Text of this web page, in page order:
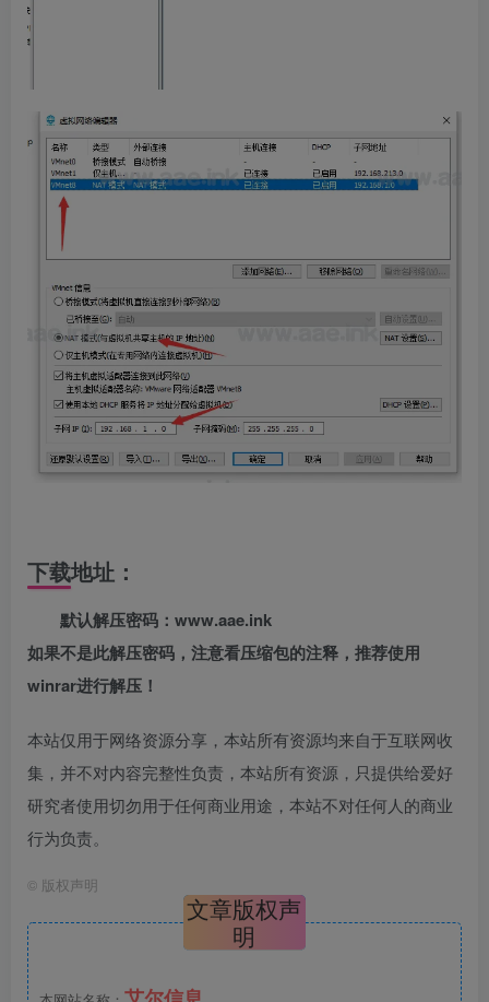
下载地址：
默认解压密码：www.aae.ink
如果不是此解压密码，注意看压缩包的注释，推荐使用
winrar进行解压！
本站仅用于网络资源分享，本站所有资源均来自于互联网收
集，并不对内容完整性负责，本站所有资源，只提供给爱好
研究者使用切勿用于任何商业用途，本站不对任何人的商业
行为负责。
© 版权声明
文章版权声
明